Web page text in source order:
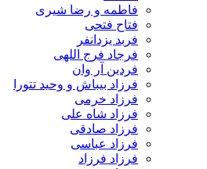
فاطمه و رضا شیری
فتاح فتحی
فربد یزدانفر
فرجاد فرج اللهی
فردین آر وان
فرزاد بیباش و وحید تتورا
فرزاد خرمی
فرزاد شاه علی
فرزاد صادقی
فرزاد عباسی
فرزاد فرزاد